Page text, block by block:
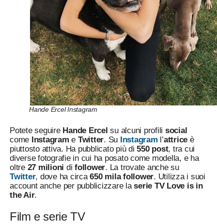
Hande Ercel Instagram
Potete seguire Hande Ercel su alcuni profili social
come Instagram e Twitter. Su Instagram l’attrice è
piuttosto attiva. Ha pubblicato più di550 post, tra cui
diverse fotografie in cui ha posato come modella, e ha
oltre 27 milioni difollower. La trovate anche su
Twitter, dove ha circa650 mila follower. Utilizza i suoi
account anche per pubblicizzare laserie TV Love is in
the Air.
Film e serie TV